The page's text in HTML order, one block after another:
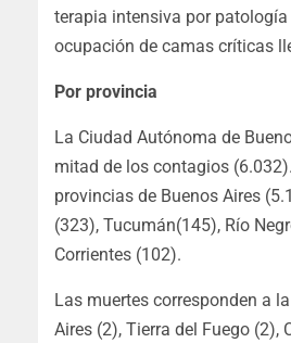
terapia intensiva por patología
ocupación de camas críticas
Por provincia
La Ciudad Autónoma de
mitad de los contagios
provincias de Buenos Aires
(323), Tucumán(145), Río
Corrientes (102).
Las muertes corresponden a
Aires (2), Tierra del Fuego (2),